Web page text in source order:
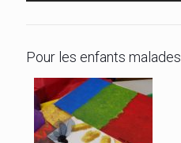
Pour les enfants malades